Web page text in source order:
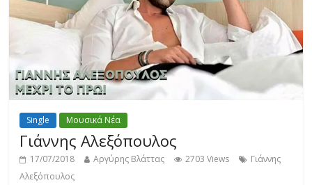
Single Μουσικά Νέα
Γιάννης Αλεξόπουλος
17/07/2018 Αργύρης Βλάττας 2703 Views
Γιάννης
Αλεξόπουλος